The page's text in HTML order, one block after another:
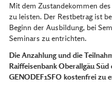
Mit dem Zustandekommen
zu leisten. Der Restbetrag ist
Beginn der Ausbildung, bei
Seminars zu entrichten.
Die Anzahlung und die
Raiffeisenbank Oberallgäu Süd
GENODEF1SFO kostenfrei zu